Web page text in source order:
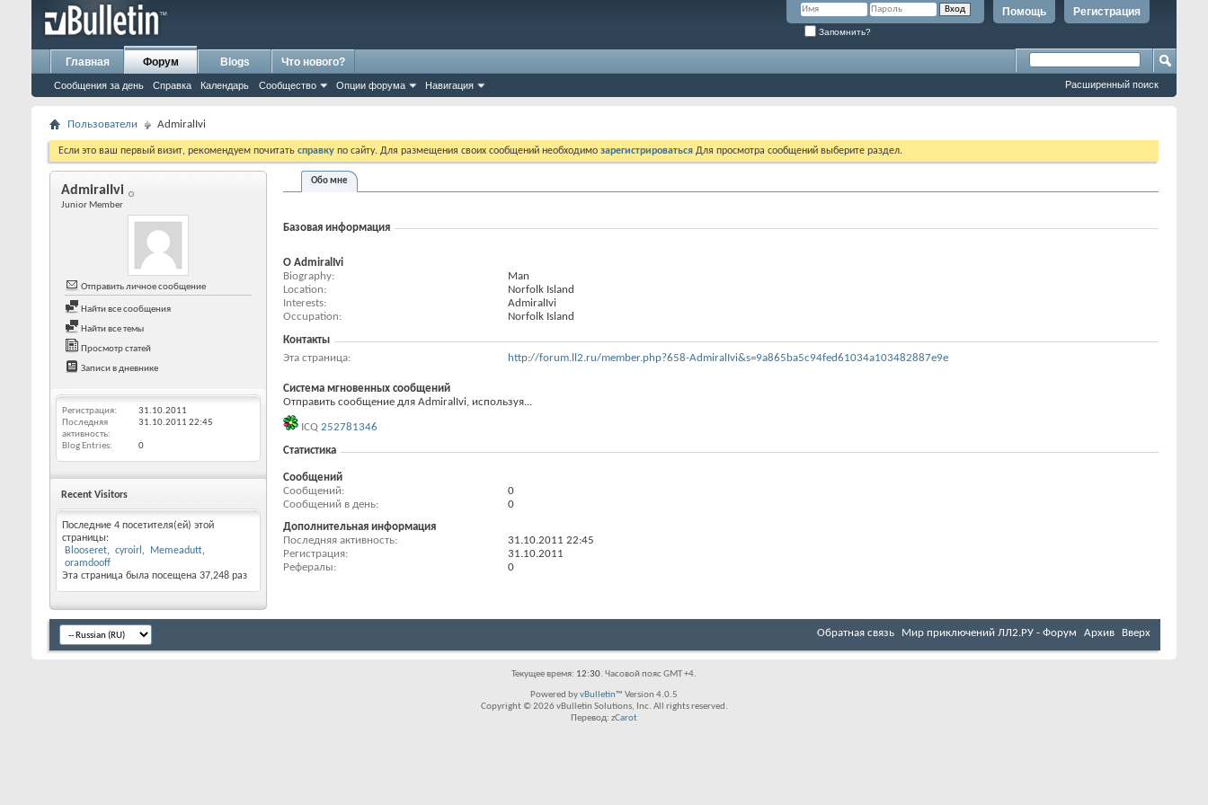
Регистрация
Помощь
Запомнить?
Главная Форум
Сообщения за день Справка Календарь Сообщество Опции форума Навигация
Blogs Что нового?
Расширенный поиск
Пользователи AdmiralIvi
Если это ваш первый визит, рекомендуем почитать справку по сайту. Для размещения своих сообщений необходимо зарегистрироваться Для просмотра сообщений выберите раздел.
AdmiralIvi
Junior Member
Отправить личное сообщение
Найти все сообщения
Найти все темы
Просмотр статей
Записи в дневнике
Регистрация
31.10.2011
Последняя
активность
31.10.2011 22:45
Blog Entries 0
Recent Visitors
Последние 4 посетителя(ей) этой
страницы:
Blooseret
cyroirl
Memeadutt
oramdooff
Эта страница была посещена 37,248 раз
Обо мне
Базовая информация
О AdmiralIvi
Biography
Man
Location
Norfolk Island
Interests
AdmiralIvi
Occupation
Norfolk Island
Контакты
Эта страница
http://forum.ll2.ru/member.php?658-AdmiralIvi&s=9a865ba5c94fed61034a103482887e9e
Система мгновенных сообщений
Отправить сообщение для AdmiralIvi, используя...
ICQ 252781346
Статистика
Сообщений
Сообщений
0
Сообщений в день
0
Дополнительная информация
Последняя активность
31.10.2011 22:45
Регистрация
31.10.2011
Рефералы
0
Обратная связь Мир приключений ЛЛ2.РУ - Форум Архив Вверх
Текущее время: 12:30. Часовой пояс GMT +4.
Powered byvBulletin™ Version 4.0.5
Copyright © 2026 vBulletin Solutions, Inc. All rights reserved.
Перевод: zCarot